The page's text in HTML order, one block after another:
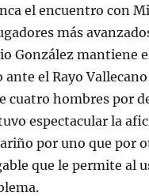
el encuentro con
más
González mantiene
el Rayo
cuatro hombres por
espectacular la
por uno que por
que le permite al